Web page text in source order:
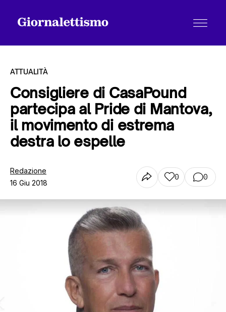
Tutti gli articoli
ATTUALITÀ
Consigliere di CasaPound
partecipa al Pride di Mantova,
il movimento di estrema
destra lo espelle
Redazione
16 Giu 2018
0 0